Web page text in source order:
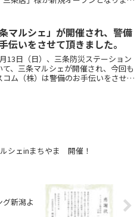
のお手伝いをさせて頂いております...
条マルシェ」が開催され、警備
伝いをさせて頂きました。
13日（日）、三条防災ステーション
て、三条マルシェが開催され、今回も
コム（株）は警備のお手伝いをさせて
シェinまちやま 開催！
新潟よ